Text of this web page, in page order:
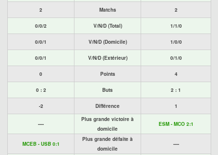
2 Matchs 2
0/0/2 V/N/D (Total) 1/1/0
0/0/1 V/N/D (Domicile) 1/0/0
0/0/1 V/N/D (Extérieur) 0/1/0
0 Points 4
0 : 2 Buts 2 : 1
-2 Différence 1
----
Plus grande victoire à
domicile
ESM - MCO 2:1
MCEB - USB 0:1
Plus grande défaite à
domicile
----